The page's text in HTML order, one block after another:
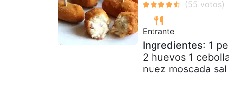
Entrante
Ingredientes: 1
2 huevos 1
nuez moscada